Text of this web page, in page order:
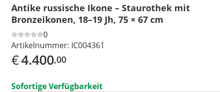
Antike russische Ikone – Staurothek mit
Bronzeikonen, 18–19 Jh, 75 × 67 cm
0
Artikelnummer: IC004361
€4.400,00
Sofortige Verfügbarkeit